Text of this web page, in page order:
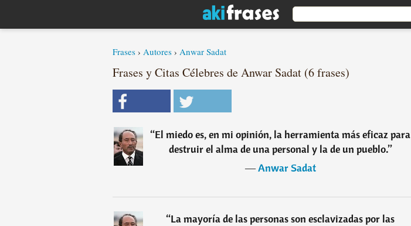
Frases › Autores › Anwar Sadat
Frases y Citas Célebres de Anwar Sadat (6 frases)
“El miedo es, en mi opinión, la herramienta más eficaz para
destruir el alma de una personal y la de un pueblo.”
―Anwar Sadat
“La mayoría de las personas son esclavizadas por las